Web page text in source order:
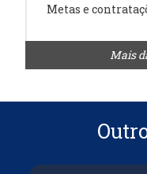
Metas e
Mais